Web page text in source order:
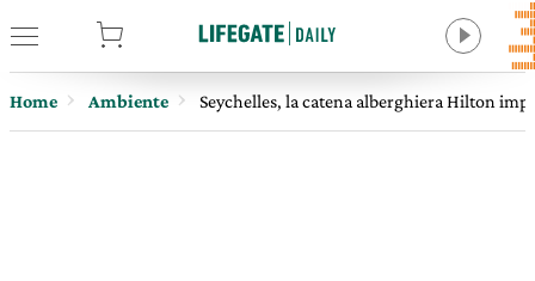
Home Ambiente Seychelles, la catena alberghiera Hilton